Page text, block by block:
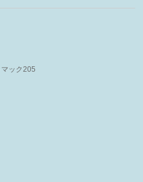
ック205